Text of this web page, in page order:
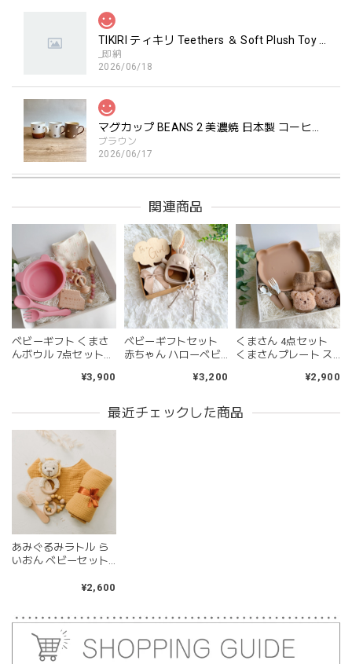
TIKIRI ティキリ Teethers ＆ Soft Plush Toy Alvin ぞう 歯固め＆ぬいぐるみセット
_即納
2026/06/18
マグカップ BEANS 2 美濃焼 日本製 コーヒー豆柄
ブラウン
2026/06/17
2026/04/24
持ちやすいようで今持ってるおもちゃの中で1番長く握って
いてくれます。舐めるのはもちろん、掲げてみたりいろんな
遊び方をしています。見た目が可愛いので遊んでいる姿もと
ても可愛いです。また、シリコン製なので哺乳瓶と一緒に洗
ったり除菌できたり常に清潔に保てるのも嬉しいです。
moca
耳の部分が咥えやすいようでよく遊んでいます。木の部分は
じゃぶじゃぶ洗うことができないため衛生面は若干気になり
ますが、見た目が可愛くて満足です。
gray
したがかわいいので問題なし^ ^ありがとうございました♡
関連商品
ベビーギフト くまさ
んボウル 7点セット
ージュ ピンク グリー
¥3,900
ベビーギフトセット
赤ちゃん ハローベビ
¥3,200
くまさん 4点セット
くまさんプレート ス
まさんソックス 出産
ラウン ピンク
¥2,900
最近チェックした商品
あみぐるみラトル ら
いおん ベビーセット
Bath Toy Set 091906
¥2,600